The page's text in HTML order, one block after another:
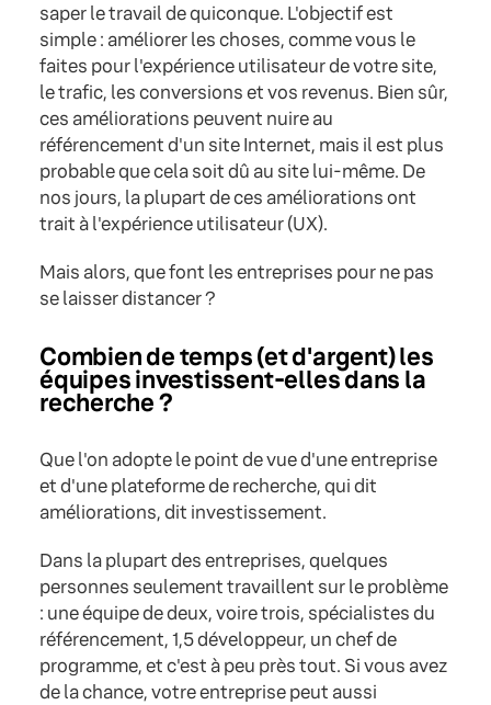
saper le travail de quiconque. L'objectif est
simple : améliorer les choses, comme vous le
faites pour l'expérience utilisateur de votre site,
le trafic, les conversions et vos revenus. Bien sûr,
ces améliorations peuvent nuire au
référencement d'un site Internet, mais il est plus
probable que cela soit dû au site lui-même. De
nos jours, la plupart de ces améliorations ont
trait à l'expérience utilisateur (UX).
Mais alors, que font les entreprises pour ne pas
se laisser distancer ?
Combien de temps (et d'argent) les
équipes investissent-elles dans la
recherche ?
Que l'on adopte le point de vue d'une entreprise
et d'une plateforme de recherche, qui dit
améliorations, dit investissement.
Dans la plupart des entreprises, quelques
personnes seulement travaillent sur le problème
: une équipe de deux, voire trois, spécialistes du
référencement, 1,5 développeur, un chef de
programme, et c'est à peu près tout. Si vous avez
de la chance, votre entreprise peut aussi